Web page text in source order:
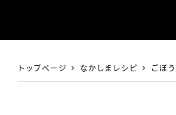
トップページ なかしまレシピ ごぼ